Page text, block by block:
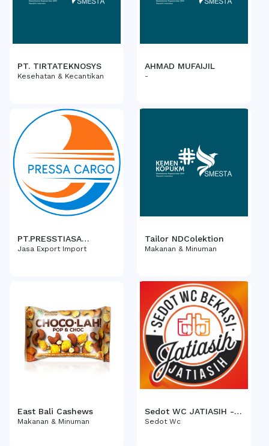
PT. TIRTATEKNOSYS
Kesehatan & Kecantikan
AHMAD MUFAIJIL
-
PT.PRESSTIASA
CARGOTRANS
Jasa Export Import
Tailor NDColektion
Makanan & Minuman
East Bali Cashews
Makanan & Minuman
Sedot WC JATIASIH -
087775328925
Sedot Wc